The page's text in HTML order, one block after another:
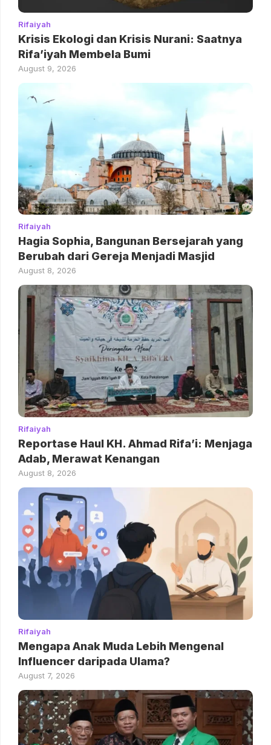
Rifaiyah
Krisis Ekologi dan Krisis Nurani: Saatnya
Rifa’iyah Membela Bumi
August 9, 2026
Rifaiyah
Hagia Sophia, Bangunan Bersejarah yang
Berubah dari Gereja Menjadi Masjid
August 8, 2026
Rifaiyah
Reportase Haul KH. Ahmad Rifa’i: Menjaga
Adab, Merawat Kenangan
August 8, 2026
Rifaiyah
Mengapa Anak Muda Lebih Mengenal
Influencer daripada Ulama?
August 7, 2026